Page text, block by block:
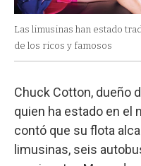
Las limusinas han estado
de los ricos y famosos
Chuck Cotton, dueño
quien ha estado en el
contó que su flota
limusinas, seis